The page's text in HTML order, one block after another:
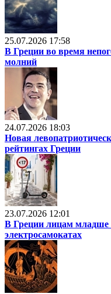
25.07.2026 17:58
В Греции во время
молний
24.07.2026 18:03
Новая
рейтингах Греции
23.07.2026 12:01
В Греции лицам младше
электросамокатах